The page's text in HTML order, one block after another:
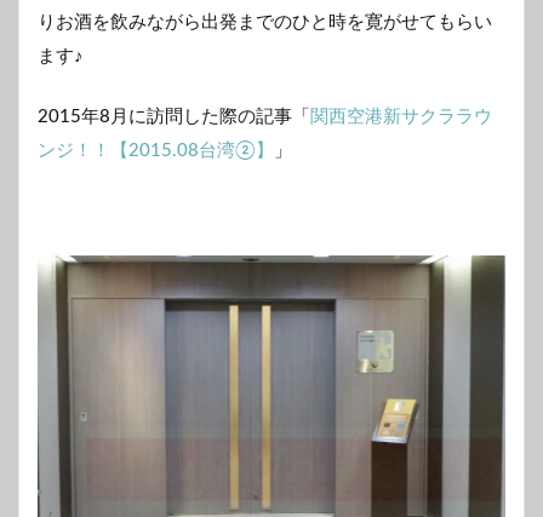
りお酒を飲みながら出発までのひと時を寛がせてもらい
ます♪
2015年8月に訪問した際の記事「 関西空港新サクララウ
ンジ！！【2015.08台湾②】
」